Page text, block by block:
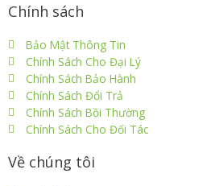
Chính sách
Bảo Mật Thông Tin
Chính Sách Cho Đại Lý
Chính Sách Bảo Hành
Chính Sách Đổi Trả
Chính Sách Bồi Thường
Chính Sách Cho Đối Tác
Về chúng tôi